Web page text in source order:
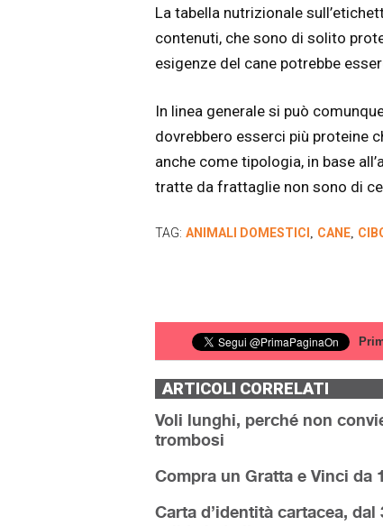
La tabella nutrizionale
contenuti, che sono di solito
esigenze del cane potrebbe
In linea generale si può
dovrebbero esserci più proteine
anche come tipologia, in base
tratte da frattaglie non sono di
TAG: ANIMALI DOMESTICI CANE,
ARTICOLI CORRELATI
Voli lunghi, perché non
trombosi
Compra un Gratta e Vinci da
Carta d’identità cartacea,